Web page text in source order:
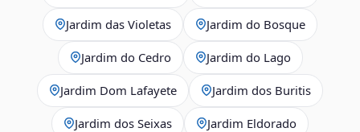
Jardim das Violetas Jardim do Bosque
Jardim do Cedro Jardim do Lago
Jardim Dom Lafayete Jardim dos Buritis
Jardim dos Seixas Jardim Eldorado